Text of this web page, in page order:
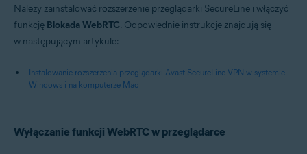
Należy zainstalować rozszerzenie przeglądarki SecureLine i włączyć
funkcję Blokada WebRTC. Odpowiednie instrukcje znajdują się
w następującym artykule:
Instalowanie rozszerzenia przeglądarki Avast SecureLine VPN w systemie
Windows i na komputerze Mac
Wyłączanie funkcji WebRTC w przeglądarce